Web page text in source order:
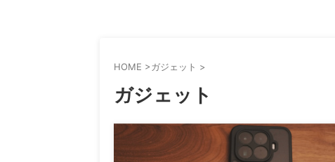
HOME >ガジェット >
ガジェット